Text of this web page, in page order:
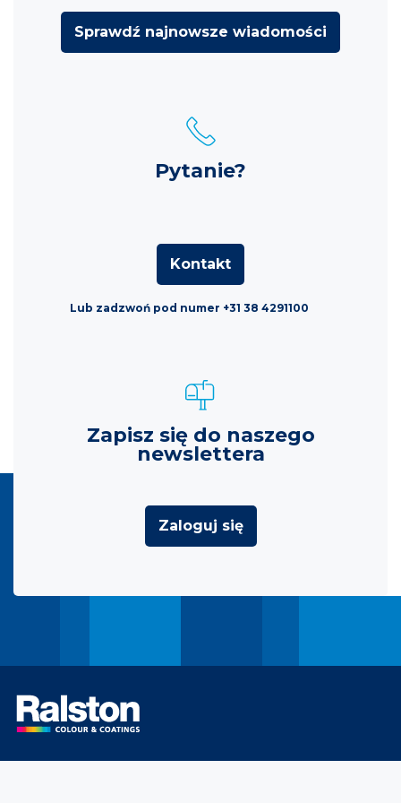
Sprawdź najnowsze wiadomości
Pytanie?
Kontakt
Lub zadzwoń pod numer +31 38 4291100
Zapisz się do naszego
newslettera
Zaloguj się